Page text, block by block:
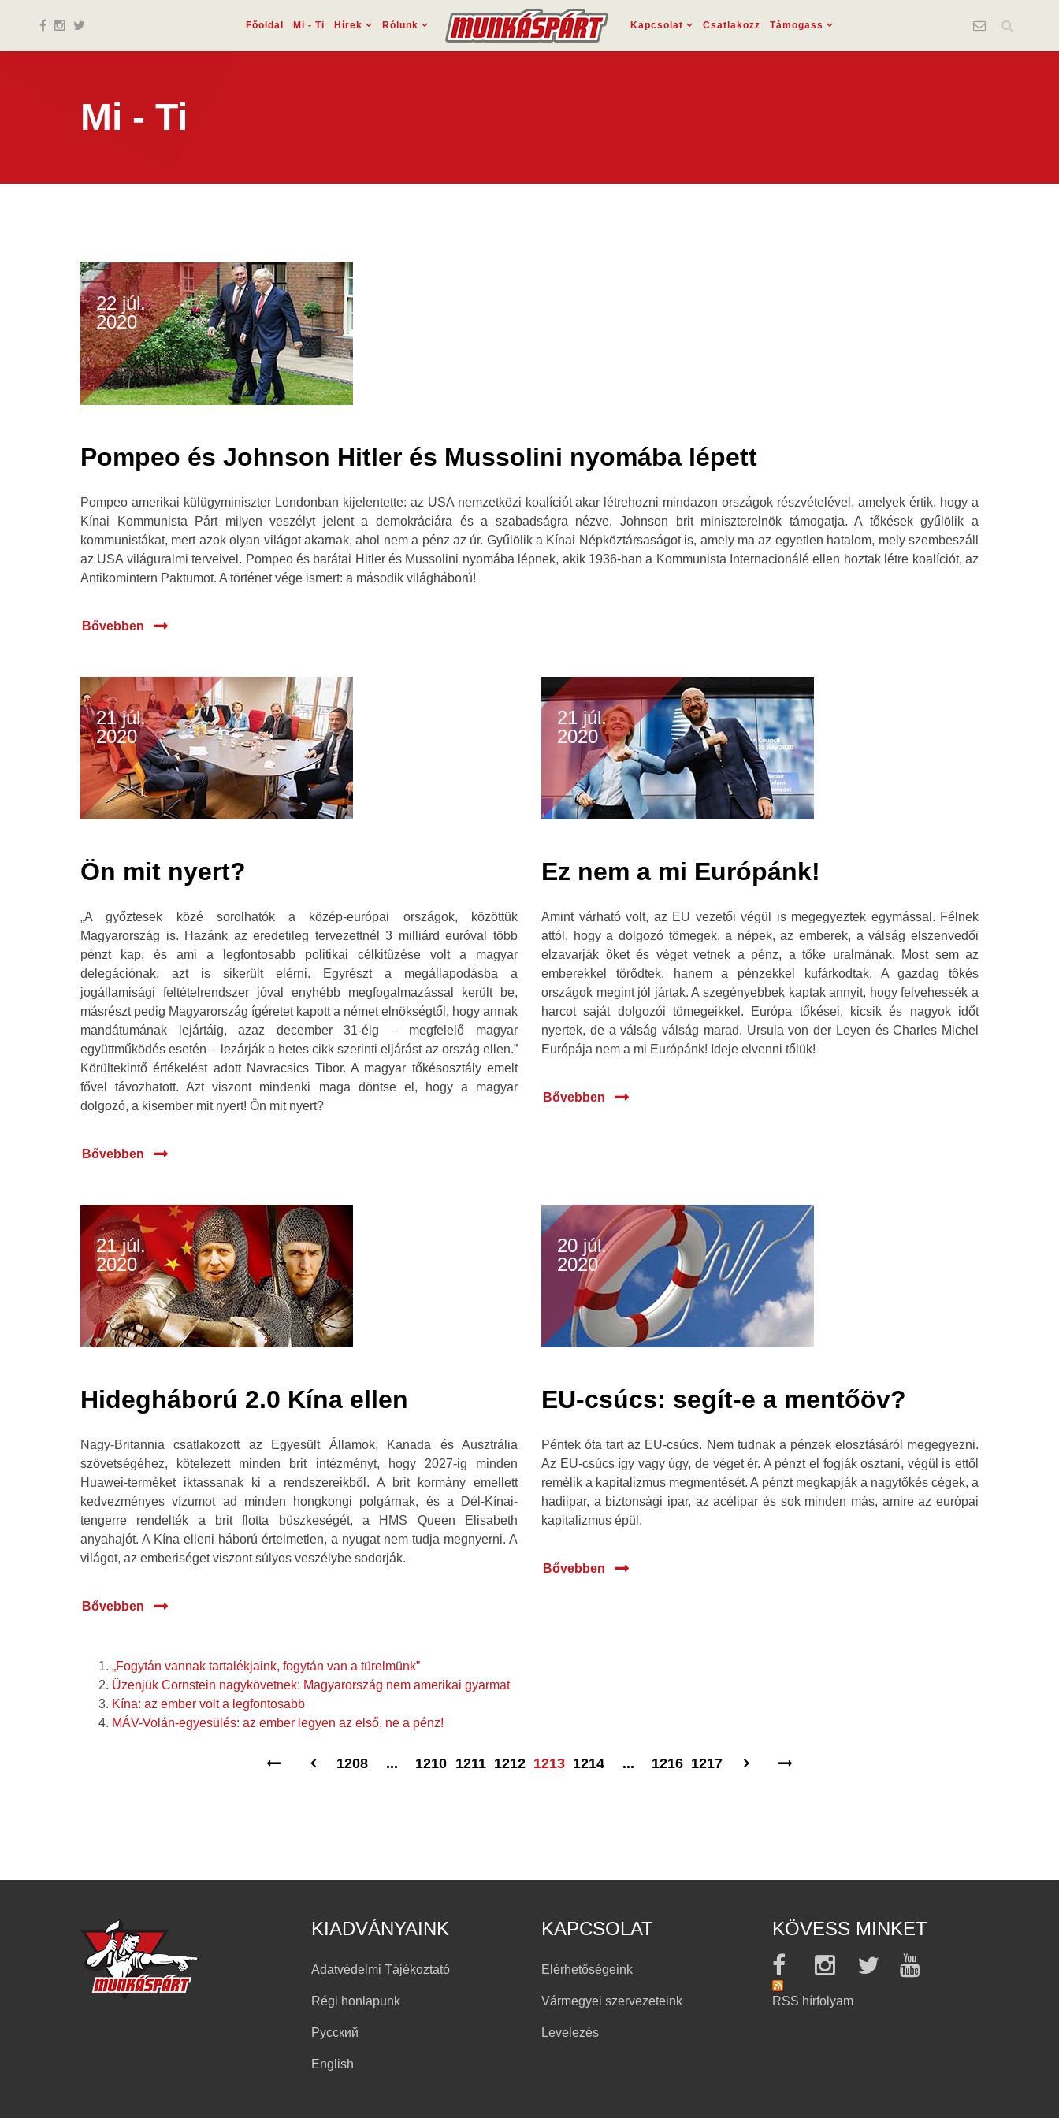
Főoldal Mi - Ti Hírek Rólunk Kapcsolat Csatlakozz Támogass
Mi - Ti
22 júl.
2020
Pompeo és Johnson Hitler és Mussolini nyomába lépett
Pompeo amerikai külügyminiszter Londonban kijelentette: az USA nemzetközi koalíciót akar létrehozni mindazon országok részvételével, amelyek értik, hogy a
Kínai Kommunista Párt milyen veszélyt jelent a demokráciára és a szabadságra nézve. Johnson brit miniszterelnök támogatja. A tőkések gyűlölik a
kommunistákat, mert azok olyan világot akarnak, ahol nem a pénz az úr. Gyűlölik a Kínai Népköztársaságot is, amely ma az egyetlen hatalom, mely szembeszáll
az USA világuralmi terveivel. Pompeo és barátai Hitler és Mussolini nyomába lépnek, akik 1936-ban a Kommunista Internacionálé ellen hoztak létre koalíciót, az
Antikomintern Paktumot. A történet vége ismert: a második világháború!
Bővebben
21 júl.
2020
Ön mit nyert?
„A győztesek közé sorolhatók a közép-európai országok, közöttük
Magyarország is. Hazánk az eredetileg tervezettnél 3 milliárd euróval több
pénzt kap, és ami a legfontosabb politikai célkitűzése volt a magyar
delegációnak, azt is sikerült elérni. Egyrészt a megállapodásba a
jogállamisági feltételrendszer jóval enyhébb megfogalmazással került be,
másrészt pedig Magyarország ígéretet kapott a német elnökségtől, hogy annak
mandátumának lejártáig, azaz december 31-éig – megfelelő magyar
együttműködés esetén – lezárják a hetes cikk szerinti eljárást az ország ellen.”
Körültekintő értékelést adott Navracsics Tibor. A magyar tőkésosztály emelt
fővel távozhatott. Azt viszont mindenki maga döntse el, hogy a magyar
dolgozó, a kisember mit nyert! Ön mit nyert?
Bővebben
21 júl.
2020
Ez nem a mi Európánk!
Amint várható volt, az EU vezetői végül is megegyeztek egymással. Félnek
attól, hogy a dolgozó tömegek, a népek, az emberek, a válság elszenvedői
elzavarják őket és véget vetnek a pénz, a tőke uralmának. Most sem az
emberekkel törődtek, hanem a pénzekkel kufárkodtak. A gazdag tőkés
országok megint jól jártak. A szegényebbek kaptak annyit, hogy felvehessék a
harcot saját dolgozói tömegeikkel. Európa tőkései, kicsik és nagyok időt
nyertek, de a válság válság marad. Ursula von der Leyen és Charles Michel
Európája nem a mi Európánk! Ideje elvenni tőlük!
Bővebben
21 júl.
2020
Hidegháború 2.0 Kína ellen
Nagy-Britannia csatlakozott az Egyesült Államok, Kanada és Ausztrália
szövetségéhez, kötelezett minden brit intézményt, hogy 2027-ig minden
Huawei-terméket iktassanak ki a rendszereikből. A brit kormány emellett
kedvezményes vízumot ad minden hongkongi polgárnak, és a Dél-Kínai-
tengerre rendelték a brit flotta büszkeségét, a HMS Queen Elisabeth
anyahajót. A Kína elleni háború értelmetlen, a nyugat nem tudja megnyerni. A
világot, az emberiséget viszont súlyos veszélybe sodorják.
Bővebben
20 júl.
2020
EU-csúcs: segít-e a mentőöv?
Péntek óta tart az EU-csúcs. Nem tudnak a pénzek elosztásáról megegyezni.
Az EU-csúcs így vagy úgy, de véget ér. A pénzt el fogják osztani, végül is ettől
remélik a kapitalizmus megmentését. A pénzt megkapják a nagytőkés cégek, a
hadiipar, a biztonsági ipar, az acélipar és sok minden más, amire az európai
kapitalizmus épül.
Bővebben
„Fogytán vannak tartalékjaink, fogytán van a türelmünk”
Üzenjük Cornstein nagykövetnek: Magyarország nem amerikai gyarmat
Kína: az ember volt a legfontosabb
MÁV-Volán-egyesülés: az ember legyen az első, ne a pénz!
1208 ... 1210 1211 1212 1213 1214 ... 1216 1217
KIADVÁNYAINK
Adatvédelmi Tájékoztató
Régi honlapunk
Русский
English
KAPCSOLAT
Elérhetőségeink
Vármegyei szervezeteink
Levelezés
KÖVESS MINKET
RSS hírfolyam